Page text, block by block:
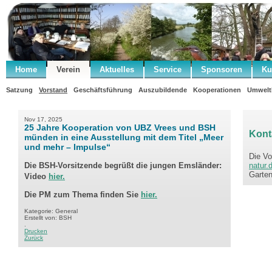
Home Verein Aktuelles Service Sponsoren
Satzung Vorstand Geschäftsführung Auszubildende Kooperationen
.
Nov 17, 2025
25 Jahre Kooperation von UBZ Vrees und BSH
münden in eine Ausstellung mit dem Titel „Meer
und mehr – Impulse“
Die BSH-Vorsitzende begrüßt die jungen Emsländer:
Video hier.
Die PM zum Thema finden Sie hier.
Kategorie: General
Erstellt von: BSH
Drucken
Zurück
Die